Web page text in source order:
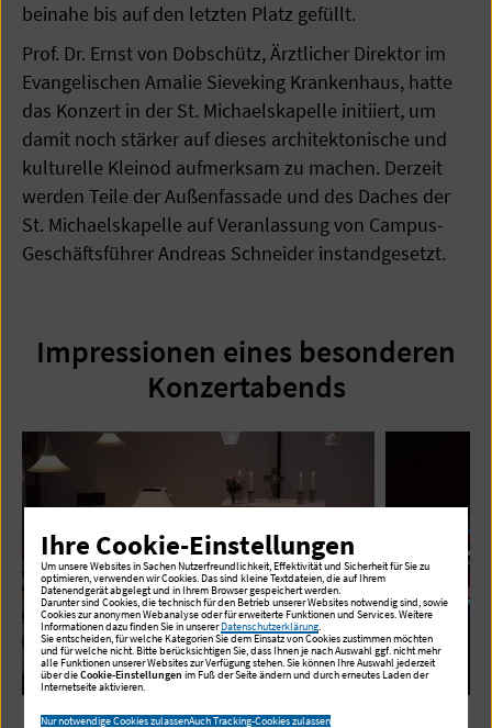
beinahe bis auf den letzten Platz gefüllt.
Prof. Dr. Ernst von Dobschütz, Ärztlicher Direktor im
Evangelischen Amalie Sieveking Krankenhaus, hatte
das Konzert in der St. Michaelskapelle initiiert, um
damit noch stärker auf dieses architektonische und
kulturelle Kleinod aufmerksam zu machen. Derzeit
werden Teile der Außenfassade und des Daches der
St. Michaelskapelle auf Veranlassung von Campus-
Geschäftsführer Andreas Schneider instandgesetzt.
Impressionen eines besonderen
Konzertabends
Ihre Cookie-Einstellungen
Um unsere Websites in Sachen Nutzerfreundlichkeit, Effektivität und Sicherheit für Sie zu
optimieren, verwenden wir Cookies. Das sind kleine Textdateien, die auf Ihrem
Datenendgerät abgelegt und in Ihrem Browser gespeichert werden.
Darunter sind Cookies, die technisch für den Betrieb unserer Websites notwendig sind, sowie
Cookies zur anonymen Webanalyse oder für erweiterte Funktionen und Services. Weitere
Informationen dazu finden Sie in unsererDatenschutzerklärung.
Sie entscheiden, für welche Kategorien Sie dem Einsatz von Cookies zustimmen möchten
und für welche nicht. Bitte berücksichtigen Sie, dass Ihnen je nach Auswahl ggf. nicht mehr
alle Funktionen unserer Websites zur Verfügung stehen. Sie können Ihre Auswahl jederzeit
über dieCookie-Einstellungen im Fuß der Seite ändern und durch erneutes Laden der
Internetseite aktivieren.
Nur notwendige Cookies zulassenAuch Tracking-Cookies zulassen